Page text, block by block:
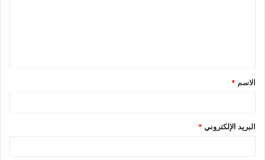
ق
*الاسم *
البريد الإلكتروني *